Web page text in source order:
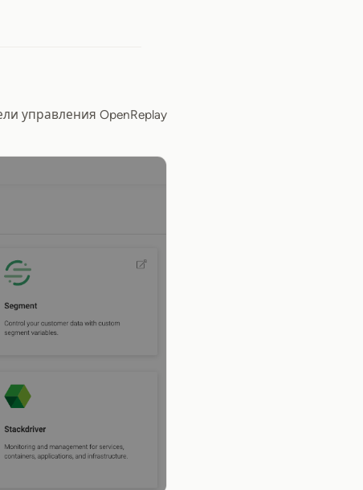
управления OpenReplay